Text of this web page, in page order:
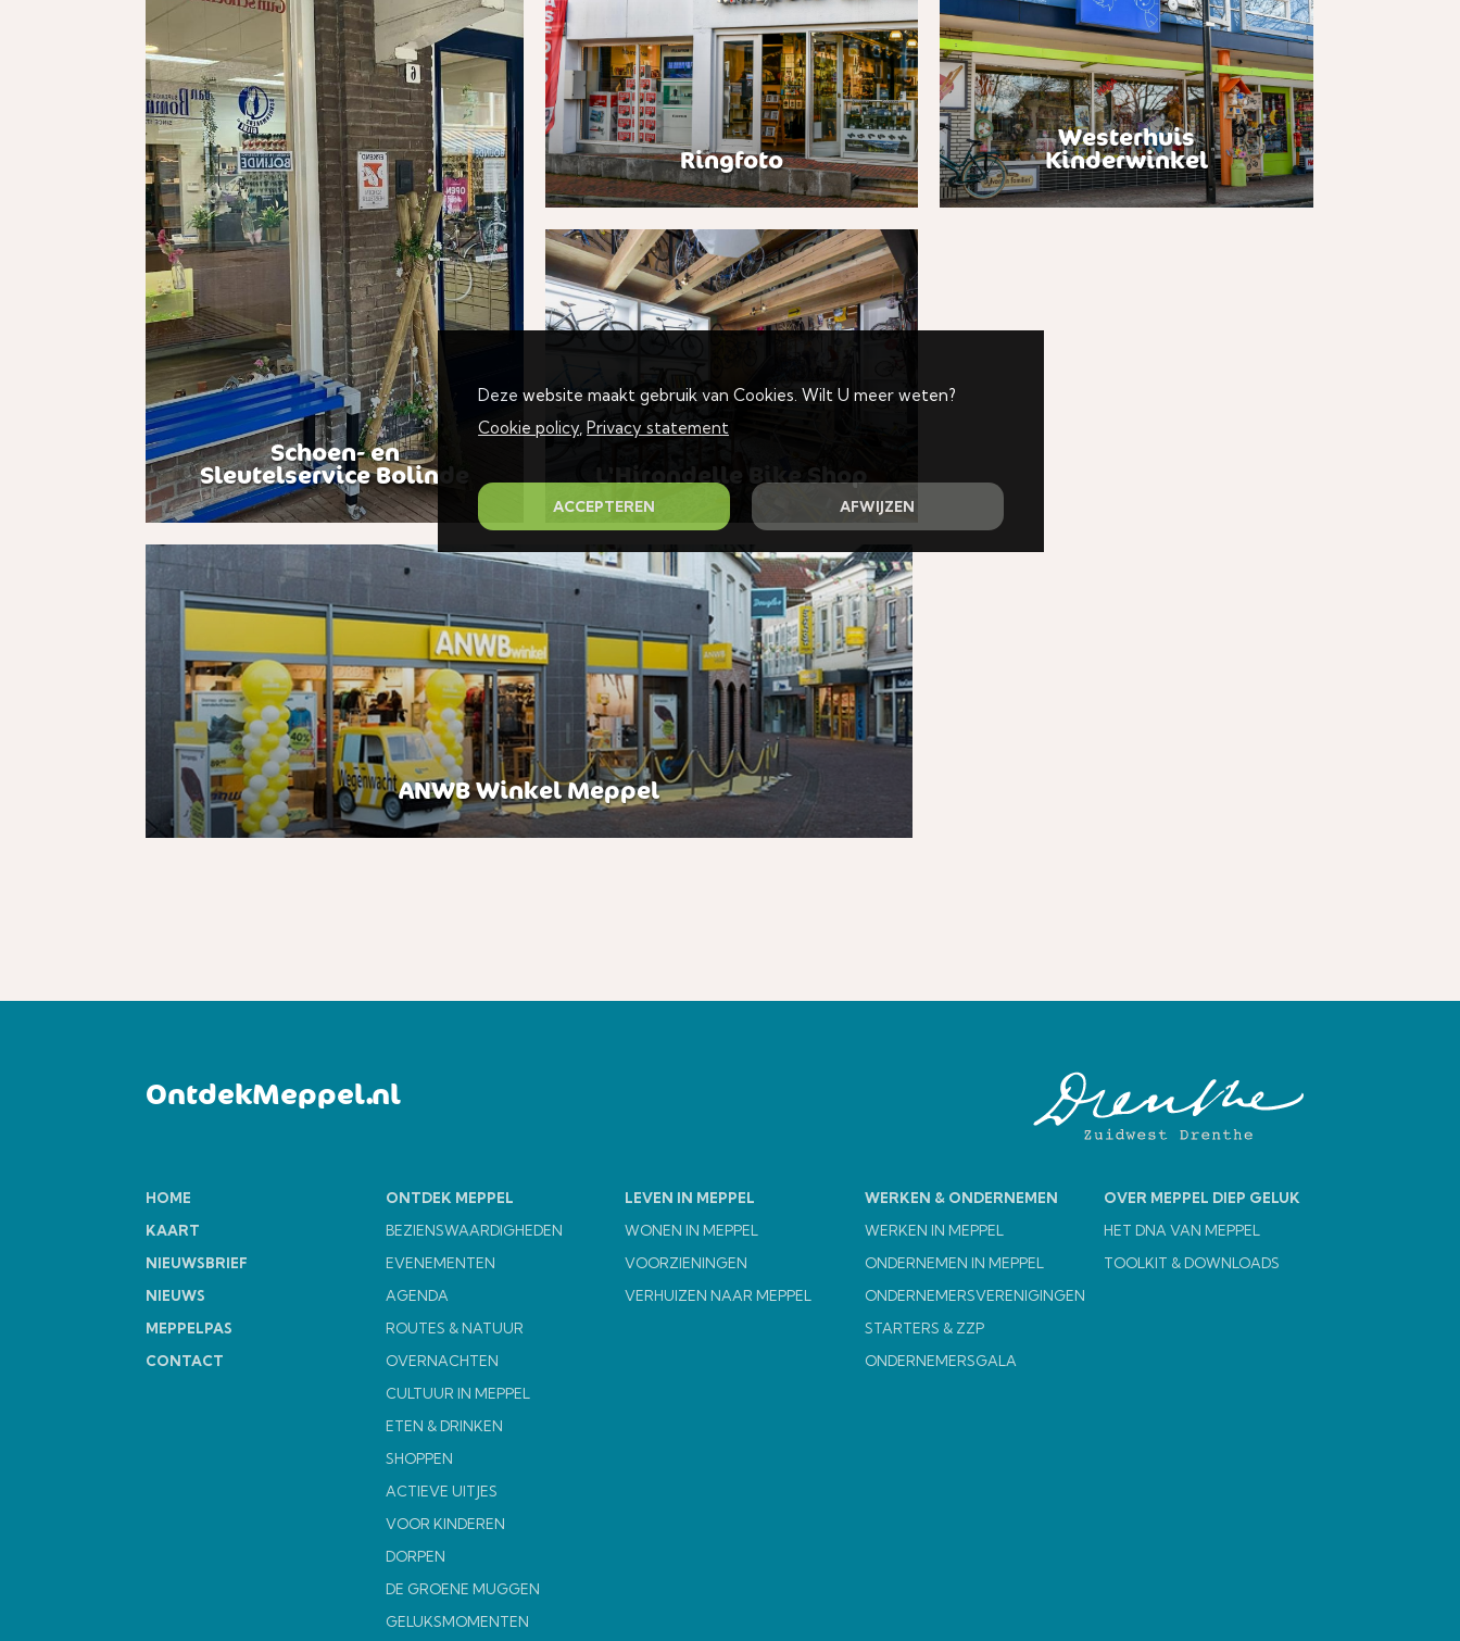
Deze website maakt gebruik van Cookies. Wilt U meer weten?
Cookie policy ,Privacy statement
ACCEPTEREN AFWIJZEN
Schoen- en
Sleutelservice Bolinde
Ringfoto
Westerhuis
Kinderwinkel
L'Hirondelle Bike Shop
ANWB Winkel Meppel
OntdekMeppel.nl
HOME
KAART
NIEUWSBRIEF
NIEUWS
MEPPELPAS
CONTACT
ONTDEK MEPPEL
BEZIENSWAARDIGHEDEN
EVENEMENTEN
AGENDA
ROUTES & NATUUR
OVERNACHTEN
CULTUUR IN MEPPEL
ETEN & DRINKEN
SHOPPEN
ACTIEVE UITJES
VOOR KINDEREN
DORPEN
DE GROENE MUGGEN
GELUKSMOMENTEN
LEVEN IN MEPPEL
WONEN IN MEPPEL
VOORZIENINGEN
VERHUIZEN NAAR MEPPEL
WERKEN & ONDERNEMEN
WERKEN IN MEPPEL
ONDERNEMEN IN MEPPEL
ONDERNEMERSVERENIGINGEN
STARTERS & ZZP
ONDERNEMERSGALA
OVER MEPPEL DIEP GELUK
HET DNA VAN MEPPEL
TOOLKIT & DOWNLOADS